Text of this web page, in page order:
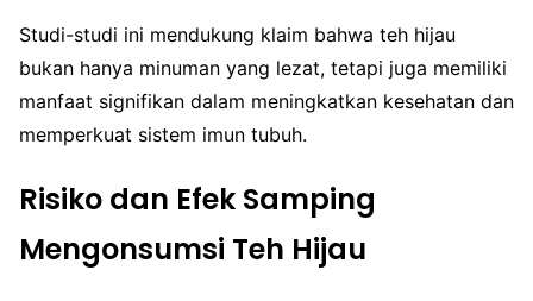
Studi-studi ini mendukung klaim bahwa teh hijau
bukan hanya minuman yang lezat, tetapi juga memiliki
manfaat signifikan dalam meningkatkan kesehatan dan
memperkuat sistem imun tubuh.
Risiko dan Efek Samping
Mengonsumsi Teh Hijau